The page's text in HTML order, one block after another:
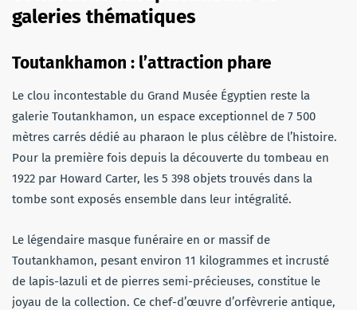
galeries thématiques
Toutankhamon : l’attraction phare
Le clou incontestable du Grand Musée Égyptien reste la
galerie Toutankhamon, un espace exceptionnel de 7 500
mètres carrés dédié au pharaon le plus célèbre de l’histoire.
Pour la première fois depuis la découverte du tombeau en
1922 par Howard Carter, les 5 398 objets trouvés dans la
tombe sont exposés ensemble dans leur intégralité.
Le légendaire masque funéraire en or massif de
Toutankhamon, pesant environ 11 kilogrammes et incrusté
de lapis-lazuli et de pierres semi-précieuses, constitue le
joyau de la collection. Ce chef-d’œuvre d’orfèvrerie antique,